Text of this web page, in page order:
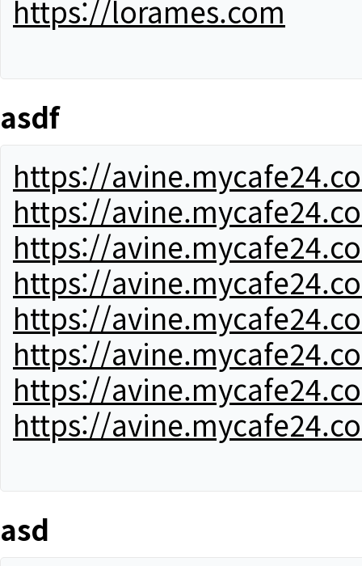
https://lorames.com
asdf
https://
https://
https://
https://
https://
https://
https://
https://
asd